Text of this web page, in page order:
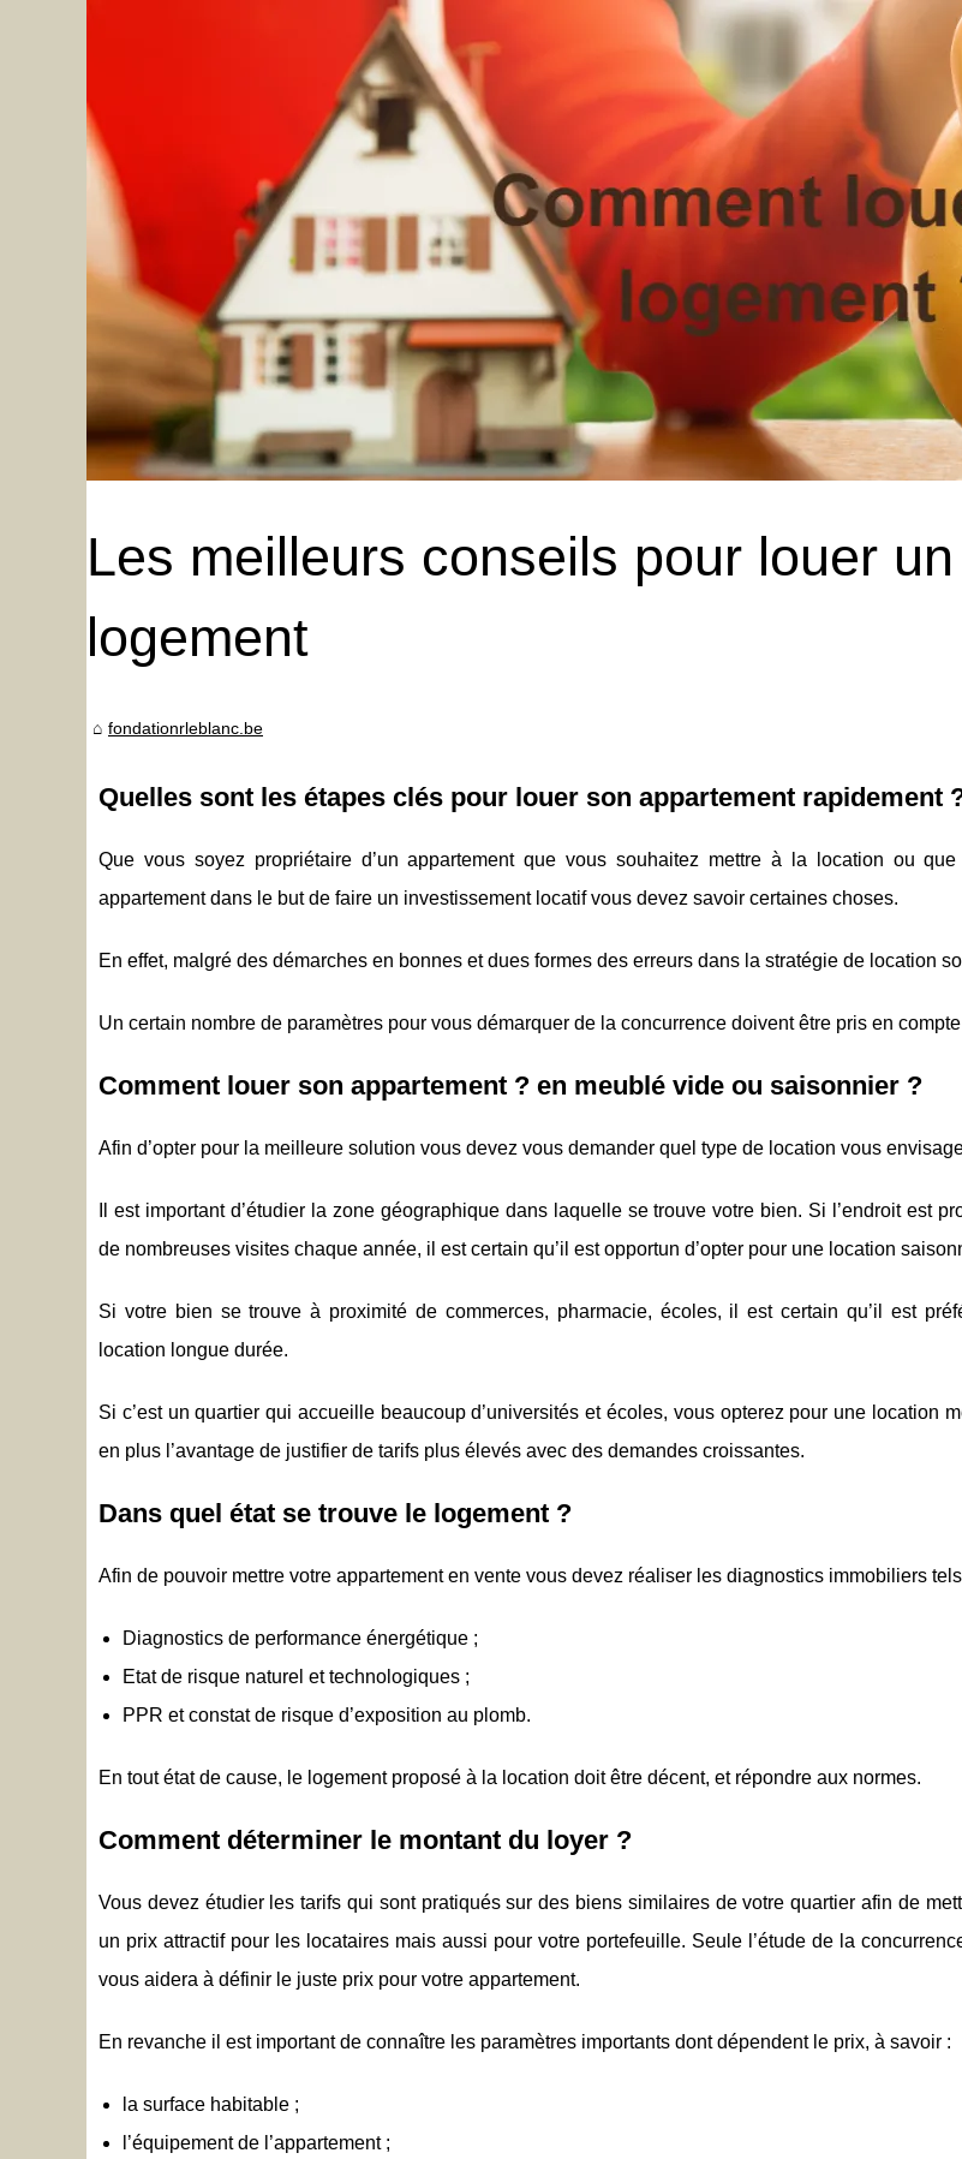
Les meilleurs conseils pour louer un
logement
fondationrleblanc.be
Quelles sont les étapes clés pour louer son appartement rapidement
Que vous soyez propriétaire d’un appartement que vous souhaitez mettre à la location ou
appartement dans le but de faire un investissement locatif vous devez savoir certaines choses.
En effet, malgré des démarches en bonnes et dues formes des erreurs dans la stratégie de location
Un certain nombre de paramètres pour vous démarquer de la concurrence doivent être pris en
Comment louer son appartement ? en meublé vide ou saisonnier ?
Afin d’opter pour la meilleure solution vous devez vous demander quel type de location vous
Il est important d’étudier la zone géographique dans laquelle se trouve votre bien. Si l’endroit est
de nombreuses visites chaque année, il est certain qu’il est opportun d’opter pour une location
Si votre bien se trouve à proximité de commerces, pharmacie, écoles, il est certain qu’il est
location longue durée.
Si c’est un quartier qui accueille beaucoup d’universités et écoles, vous opterez pour une location
en plus l’avantage de justifier de tarifs plus élevés avec des demandes croissantes.
Dans quel état se trouve le logement ?
Afin de pouvoir mettre votre appartement en vente vous devez réaliser les diagnostics immobiliers
Diagnostics de performance énergétique ;
Etat de risque naturel et technologiques ;
PPR et constat de risque d’exposition au plomb.
En tout état de cause, le logement proposé à la location doit être décent, et répondre aux normes.
Comment déterminer le montant du loyer ?
Vous devez étudier les tarifs qui sont pratiqués sur des biens similaires de votre quartier afin de
un prix attractif pour les locataires mais aussi pour votre portefeuille. Seule l’étude de la
vous aidera à définir le juste prix pour votre appartement.
En revanche il est important de connaître les paramètres importants dont dépendent le prix, à savoir :
la surface habitable ;
l’équipement de l’appartement ;